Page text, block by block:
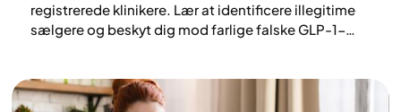
registrerede klinikere. Lær at identificere illegitime
sælgere og beskyt dig mod farlige falske GLP-1-